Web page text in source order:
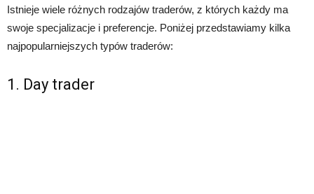
Istnieje wiele różnych rodzajów traderów, z których każdy ma
swoje specjalizacje i preferencje. Poniżej przedstawiamy kilka
najpopularniejszych typów traderów:
1. Day trader